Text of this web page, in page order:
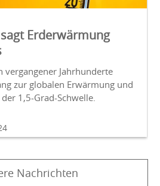
Erderwärmung
vergangener Jahrhunderte
zur globalen Erwärmung und
1,5-Grad-Schwelle.
Nachrichten